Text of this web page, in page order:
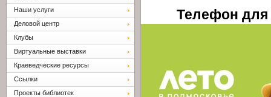
Телефон для
Наши услуги
Деловой центр
Клубы
Виртуальные выставки
Краеведческие ресурсы
Ссылки
Проекты библиотек